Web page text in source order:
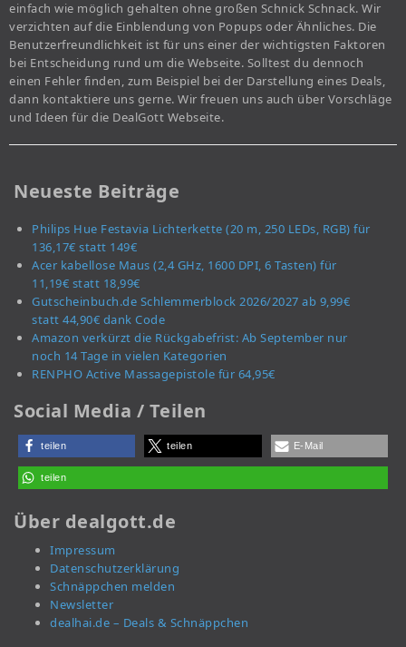
einfach wie möglich gehalten ohne großen Schnick Schnack. Wir
verzichten auf die Einblendung von Popups oder Ähnliches. Die
Benutzerfreundlichkeit ist für uns einer der wichtigsten Faktoren
bei Entscheidung rund um die Webseite. Solltest du dennoch
einen Fehler finden, zum Beispiel bei der Darstellung eines Deals,
dann kontaktiere uns gerne. Wir freuen uns auch über Vorschläge
und Ideen für die DealGott Webseite.
Neueste Beiträge
Philips Hue Festavia Lichterkette (20 m, 250 LEDs, RGB) für
136,17€ statt 149€
Acer kabellose Maus (2,4 GHz, 1600 DPI, 6 Tasten) für
11,19€ statt 18,99€
Gutscheinbuch.de Schlemmerblock 2026/2027 ab 9,99€
statt 44,90€ dank Code
Amazon verkürzt die Rückgabefrist: Ab September nur
noch 14 Tage in vielen Kategorien
RENPHO Active Massagepistole für 64,95€
Social Media / Teilen
teilen teilen E-Mail
teilen
Über dealgott.de
Impressum
Datenschutzerklärung
Schnäppchen melden
Newsletter
dealhai.de – Deals & Schnäppchen